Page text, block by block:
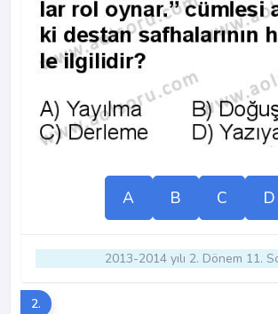
A B C D
2013-2014 yılı 2. Dönem 11.
2.